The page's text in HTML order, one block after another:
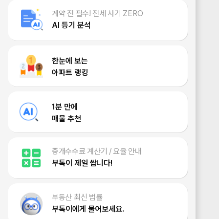
계약 전 필수! 전세 사기 ZERO
AI 등기 분석
한눈에 보는
아파트 랭킹
1분 만에
매물 추천
중개수수료 계산기 / 요율 안내
부톡이 제일 쌉니다!
부동산 최신 법률
부톡이에게 물어보세요.